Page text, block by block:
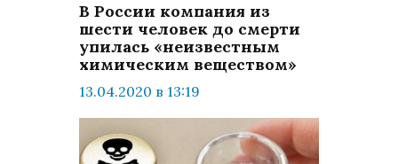
В России компания из
шести человек до смерти
упилась «неизвестным
химическим веществом»
13.04.2020 в 13:19
Россия